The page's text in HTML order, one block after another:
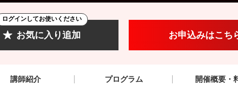
お気に入り追加
ログインしてお使いください
お申込みはこち
講師紹介 プログラム 開催概要・